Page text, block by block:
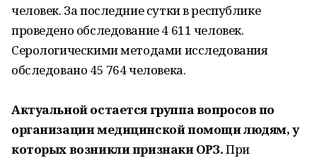
человек. За последние сутки в республике
проведено обследование 4 611 человек.
Серологическими методами исследования
обследовано 45 764 человека.
Актуальной остается группа вопросов по
организации медицинской помощи людям, у
которых возникли признаки ОРЗ.При